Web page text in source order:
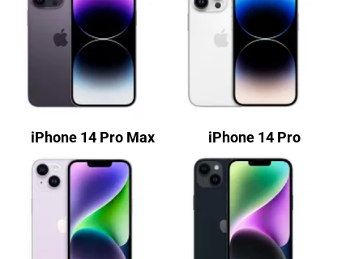
iPhone 14 Pro Max iPhone 14 Pro